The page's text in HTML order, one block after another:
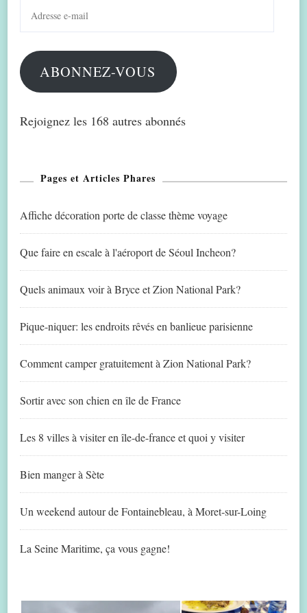
mail
ABONNEZ-VOUS
Rejoignez les 168 autres abonnés
Pages et Articles Phares
Affiche décoration porte de classe thème voyage
Que faire en escale à l'aéroport de Séoul Incheon?
Quels animaux voir à Bryce et Zion National Park?
Pique-niquer: les endroits rêvés en banlieue parisienne
Comment camper gratuitement à Zion National Park?
Sortir avec son chien en île de France
Les 8 villes à visiter en île-de-france et quoi y visiter
Bien manger à Sète
Un weekend autour de Fontainebleau, à Moret-sur-Loing
La Seine Maritime, ça vous gagne!